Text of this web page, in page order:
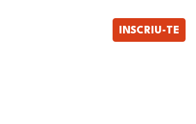
INSCRIU-TE